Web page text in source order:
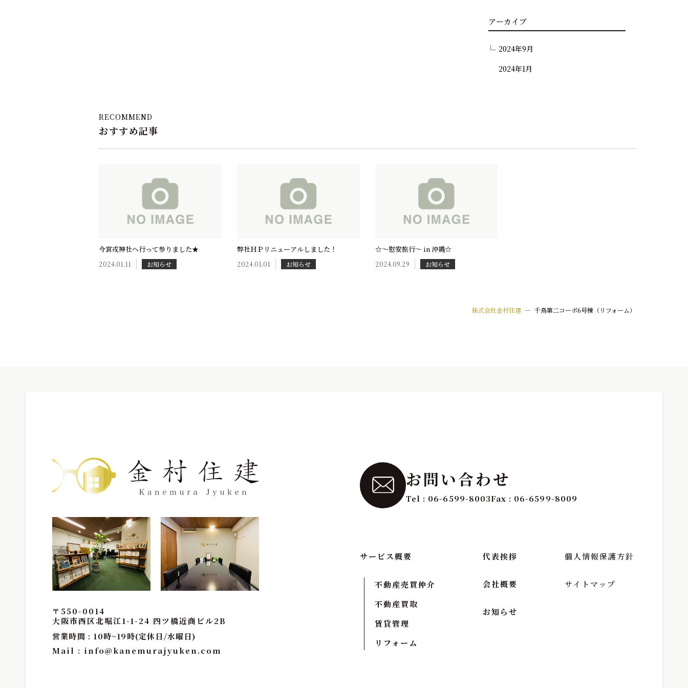
アーカイブ
2024年9月
2024年1月
RECOMMEND
おすすめ記事
今宮戎神社へ行って参りました★
2024.01.11 お知らせ
弊社ＨＰリニューアルしました！
2024.01.01 お知らせ
☆～慰安旅行～ in 沖縄☆
2024.09.29 お知らせ
株式会社金村住建 — 千鳥第二コーポ6号棟（リフォーム）
〒550-0014
大阪市西区北堀江1-1-24 四ツ橋近商ビル2B
営業時間 : 10時~19時(定休日/水曜日)
Mail : info@kanemurajyuken.com
お問い合わせ
Tel : 06-6599-8003Fax : 06-6599-8009
サービス概要
不動産売買仲介
不動産買取
賃貸管理
リフォーム
代表挨拶
会社概要
お知らせ
個人情報保護方針
サイトマップ